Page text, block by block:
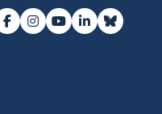
Facebook
Instagram
Youtube
LinkedInBluesky